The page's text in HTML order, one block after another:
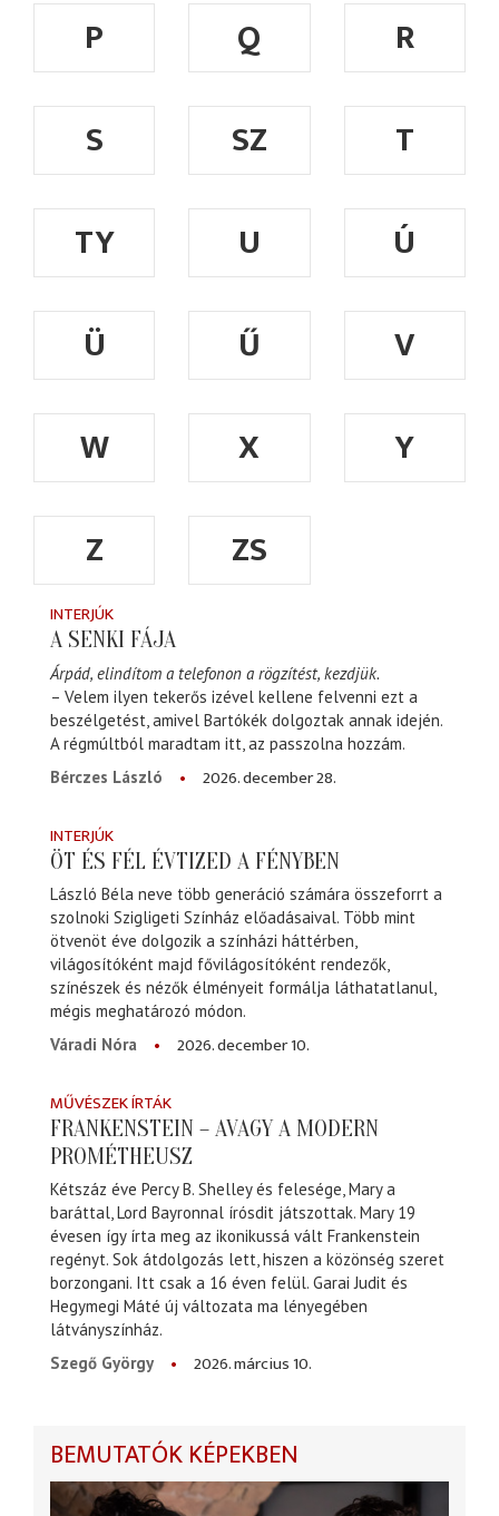
P Q
R
S
SZ
T
TY
U
Ú
Ü
Ű
V
W
X
Y
Z
ZS
INTERJÚK
A SENKI FÁJA
Árpád, elindítom a telefonon a rögzítést, kezdjük.
– Velem ilyen tekerős izével kellene felvenni ezt a
beszélgetést, amivel Bartókék dolgoztak annak idején.
A régmúltból maradtam itt, az passzolna hozzám.
Bérczes László
2026. december 28.
INTERJÚK
ÖT ÉS FÉL ÉVTIZED A FÉNYBEN
László Béla neve több generáció számára összeforrt a
szolnoki Szigligeti Színház előadásaival. Több mint
ötvenöt éve dolgozik a színházi háttérben,
világosítóként majd fővilágosítóként rendezők,
színészek és nézők élményeit formálja láthatatlanul,
mégis meghatározó módon.
Váradi Nóra
2026. december 10.
MŰVÉSZEK ÍRTÁK
FRANKENSTEIN – AVAGY A MODERN
PROMÉTHEUSZ
Kétszáz éve Percy B. Shelley és felesége, Mary a
baráttal, Lord Bayronnal írósdit játszottak. Mary 19
évesen így írta meg az ikonikussá vált Frankenstein
regényt. Sok átdolgozás lett, hiszen a közönség szeret
borzongani. Itt csak a 16 éven felül. Garai Judit és
Hegymegi Máté új változata ma lényegében
látványszínház.
Szegő György
2026. március 10.
BEMUTATÓK KÉPEKBEN